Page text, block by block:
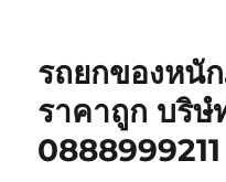
รถยกของหนัก
ราคาถูก บริษํ
0888999211